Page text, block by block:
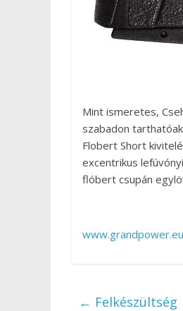
Mint ismeretes,
szabadon
Flobert Short
excentrikus
flóbert csupán
www.grandpower.eu
← Felkészültség